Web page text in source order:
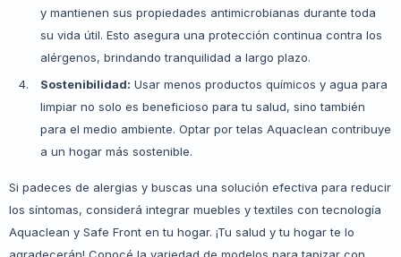
y mantienen sus propiedades antimicrobianas durante toda
su vida útil. Esto asegura una protección continua contra los
alérgenos, brindando tranquilidad a largo plazo.
Sostenibilidad: Usar menos productos químicos y agua para
limpiar no solo es beneficioso para tu salud, sino también
para el medio ambiente. Optar por telas Aquaclean contribuye
a un hogar más sostenible.
Si padeces de alergias y buscas una solución efectiva para reducir
los síntomas, considerá integrar muebles y textiles con tecnología
Aquaclean y Safe Front en tu hogar. ¡Tu salud y tu hogar te lo